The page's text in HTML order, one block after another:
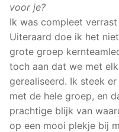
voor je?
Ik was compleet
Uiteraard doe ik het
grote groep
toch aan dat we met
gerealiseerd. Ik steek
met de hele groep, en
prachtige blijk van
op een mooi plekje bij